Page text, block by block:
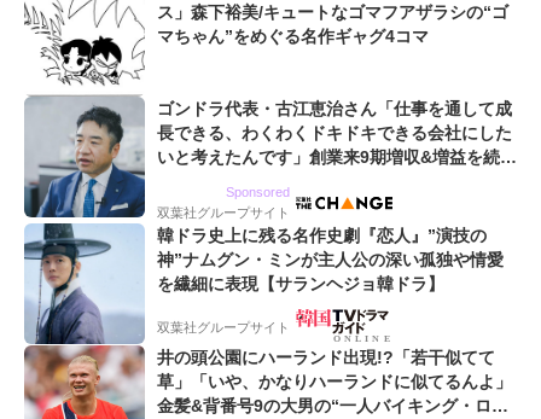
ス」森下裕美/キュートなゴマフアザラシの“ゴ
マちゃん”をめぐる名作ギャグ4コマ
ゴンドラ代表・古江恵治さん「仕事を通して成
長できる、わくわくドキドキできる会社にした
いと考えたんです」創業来9期増収&増益を続け
Sponsored
双葉社グループサイト
韓ドラ史上に残る名作史劇『恋人』”演技の
神”ナムグン・ミンが主人公の深い孤独や情愛
を繊細に表現【サランヘジョ韓ドラ】
双葉社グループサイト
井の頭公園にハーランド出現!?「若干似てて
草」「いや、かなりハーランドに似てるんよ」
金髪&背番号9の大男の“一人バイキング・ロ